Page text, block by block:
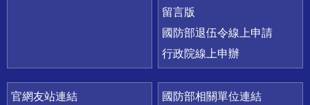
留言版
國防部退伍令線上申請
行政院線上申辦
官網友站連結
國防部相關單位連結